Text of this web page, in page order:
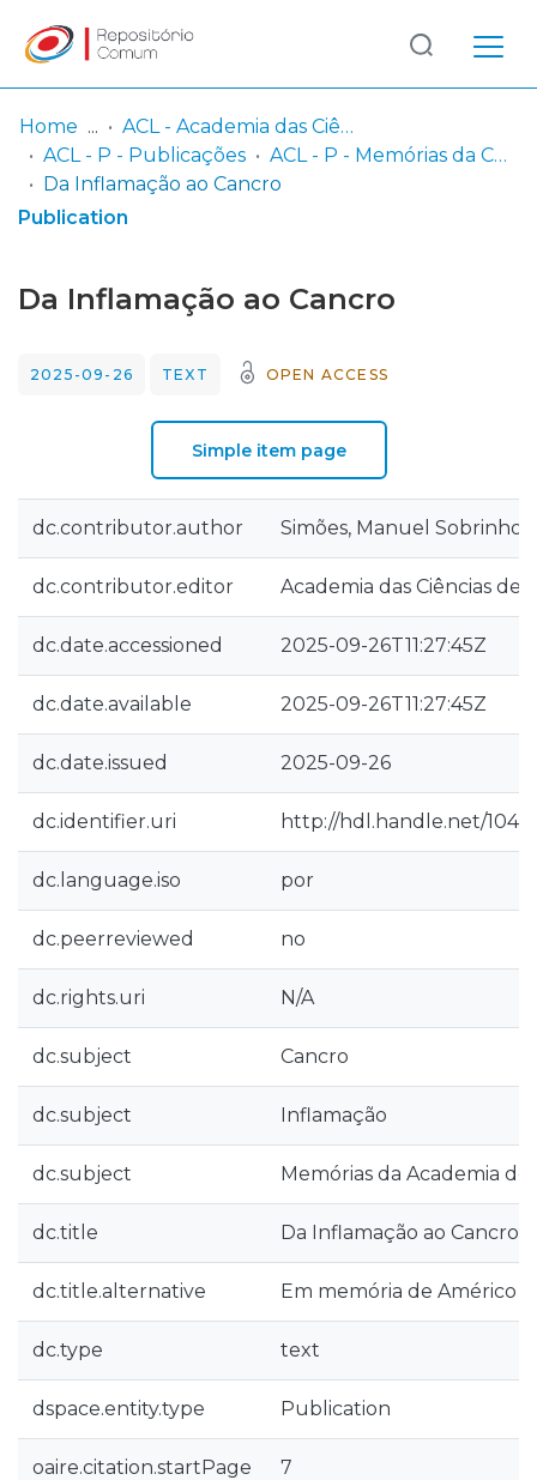
Communities
& Collections
Statistics
Log
In
(current)
Home
ACL - Academia das Ciências de Lisboa
ACL - P - Publicações
ACL - P - Memórias da Classe de Ciências
Da Inflamação ao Cancro
Publication
Da Inflamação ao Cancro
2025-09-26 TEXT OPEN ACCESS
Simple item page
dc.contributor.author Simões, Manuel Sobrinho
dc.contributor.editor Academia das Ciências de
dc.date.accessioned 2025-09-26T11:27:45Z
dc.date.available 2025-09-26T11:27:45Z
dc.date.issued 2025-09-26
dc.identifier.uri http://hdl.handle.net/
dc.language.iso por
dc.peerreviewed no
dc.rights.uri N/A
dc.subject Cancro
dc.subject Inflamação
dc.subject Memórias da Academia de
dc.title Da Inflamação ao Cancro
dc.title.alternative Em memória de Américo
dc.type text
dspace.entity.type Publication
oaire.citation.startPage 7